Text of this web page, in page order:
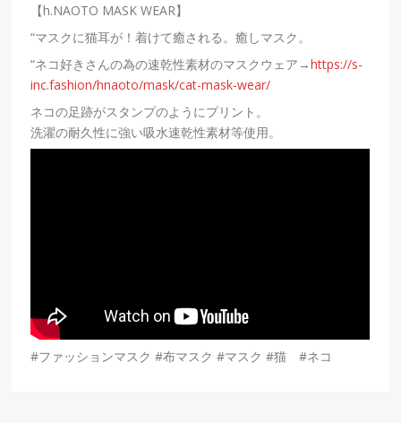
【h.NAOTO MASK WEAR】
“マスクに猫耳が！着けて癒される。癒しマスク。
“ネコ好きさんの為の速乾性素材のマスクウェア→https://s-
inc.fashion/hnaoto/mask/cat-mask-wear/
ネコの足跡がスタンプのようにプリント。
洗濯の耐久性に強い吸水速乾性素材等使用。
#ファッションマスク #布マスク #マスク #猫 #ネコ